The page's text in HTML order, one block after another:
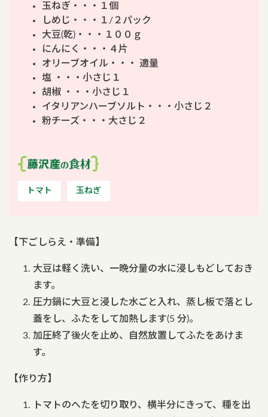
玉ねぎ・・・１個
しめじ・・・１/２パック
大豆(乾)・・・１００ｇ
にんにく・・・４片
オリーブオイル・・・ 適量
塩 ・・・小さじ１
胡椒 ・・・小さじ１
イタリアンハーブソルト・・・小さじ２
粉チーズ・・・大さじ２
トマト 玉ねぎ
【下ごしらえ・準備】
大豆は軽く洗い、一晩分量の水に浸しもどしておき
ます。
圧力鍋に大豆と浸した水ごと入れ、蒸し板で落とし
蓋をし、ふたをして加熱します(5 分)。
加圧終了後火を止め、自然放置してふたをあけま
す。
【作り方】
トマトのへたを切り取り、横半分にきって、種を出